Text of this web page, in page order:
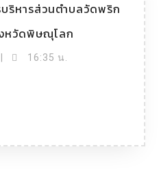
ริหารส่วนตำบลวัดพริก
หวัดพิษณุโลก
16:35 น.